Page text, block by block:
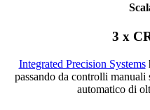
3 x
Integrated Precision Systems
passando da controlli
automatico di